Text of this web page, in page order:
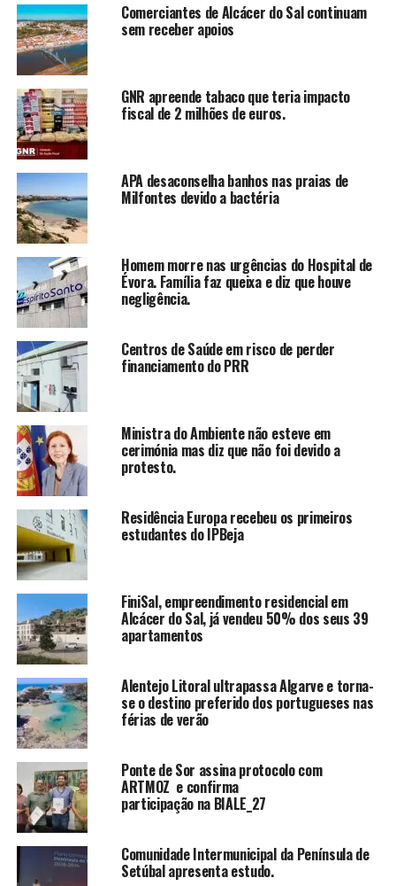
Comerciantes de Alcácer do Sal continuam
sem receber apoios
GNR apreende tabaco que teria impacto
fiscal de 2 milhões de euros.
APA desaconselha banhos nas praias de
Milfontes devido a bactéria
Homem morre nas urgências do Hospital de
Évora. Família faz queixa e diz que houve
negligência.
Centros de Saúde em risco de perder
financiamento do PRR
Ministra do Ambiente não esteve em
cerimónia mas diz que não foi devido a
protesto.
Residência Europa recebeu os primeiros
estudantes do IPBeja
FiniSal, empreendimento residencial em
Alcácer do Sal, já vendeu 50% dos seus 39
apartamentos
Alentejo Litoral ultrapassa Algarve e torna-
se o destino preferido dos portugueses nas
férias de verão
Ponte de Sor assina protocolo com
ARTMOZ e confirma
participação na BIALE_27
Comunidade Intermunicipal da Península de
Setúbal apresenta estudo.